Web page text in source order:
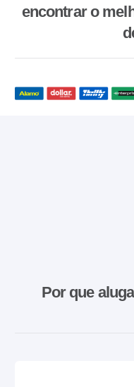
encontrar o
Por que